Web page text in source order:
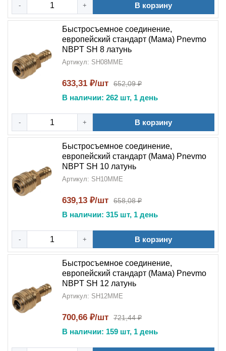
- + В корзину
Быстросъемное соединение,
европейский стандарт (Мама) Pnevmo
NBPT SH 8 латунь
Артикул: SH08MME
633,31 ₽/шт 652,09 ₽
В наличии: 262 шт, 1 день
- + В корзину
Быстросъемное соединение,
европейский стандарт (Мама) Pnevmo
NBPT SH 10 латунь
Артикул: SH10MME
639,13 ₽/шт 658,08 ₽
В наличии: 315 шт, 1 день
- + В корзину
Быстросъемное соединение,
европейский стандарт (Мама) Pnevmo
NBPT SH 12 латунь
Артикул: SH12MME
700,66 ₽/шт 721,44 ₽
В наличии: 159 шт, 1 день